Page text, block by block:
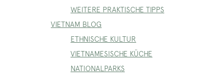
WEITERE PRAKTISCHE TIPPS
VIETNAM BLOG
ETHNISCHE KULTUR
VIETNAMESISCHE KÜCHE
NATIONALPARKS